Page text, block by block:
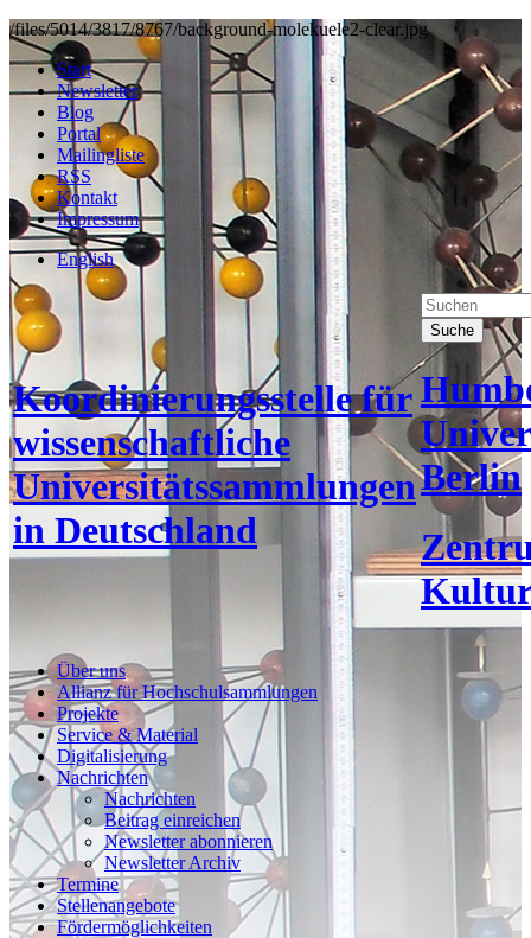
/files/5014/3817/8767/background-molekuele2-clear.jpg
Start
Newsletter
Blog
Portal
Mailingliste
RSS
Kontakt
Impressum
English
Koordinierungsstelle für
wissenschaftliche
Universitätssammlungen
in Deutschland
Suche
Berlin
Über uns
Allianz für Hochschulsammlungen
Projekte
Service & Material
Digitalisierung
Nachrichten
Nachrichten
Beitrag einreichen
Newsletter abonnieren
Newsletter Archiv
Termine
Stellenangebote
Fördermöglichkeiten